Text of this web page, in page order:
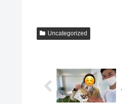
Uncategorized